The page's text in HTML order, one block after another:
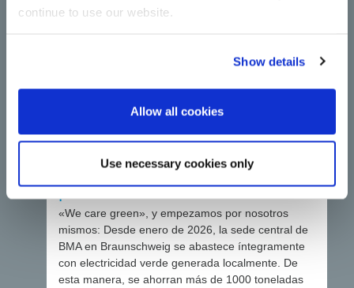
continue to use our website.
Show details
Allow all cookies
Use necessary cookies only
Un paso importante de
descarbonización: BMA apuesta
por la electricidad verde
«We care green», y empezamos por nosotros
mismos: Desde enero de 2026, la sede central de
BMA en Braunschweig se abastece íntegramente
con electricidad verde generada localmente. De
esta manera, se ahorran más de 1000 toneladas